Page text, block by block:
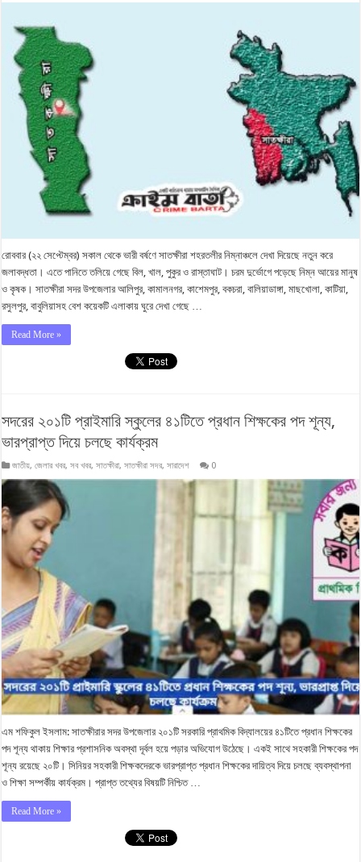
রোববার (২২ সেপ্টেম্বর) সকাল থেকে ভারী বর্ষণে সাতক্ষীরা শহরতলীর নিম্নাঞ্চলে দেখা দিয়েছে নতুন করে
জলাবদ্ধতা। এতে পানিতে তলিয়ে গেছে বিল, খাল, পুকুর ও রাস্তাঘাট। চরম দুর্ভোগে পড়েছে নিম্ন আয়ের মানুষ
ও কৃষক। সাতক্ষীরা সদর উপজেলার আলিপুর, কামালনগর, কাশেমপুর, বকচরা, বালিয়াডাঙ্গা, মাছখোলা, কাটিয়া,
রসুলপুর, বাবুলিয়াসহ বেশ কয়েকটি এলাকায় ঘুরে দেখা গেছে …
Read More »
সদরের ২০১টি প্রাইমারি স্কুলের ৪১টিতে প্রধান শিক্ষকের পদ শূন্য,
ভারপ্রাপ্ত দিয়ে চলছে কার্যক্রম
জাতীয়,জেলার খবর,সব খবর,সাতক্ষীরা,সাতক্ষীরা সদর,সারাদেশ 0
এম শফিকুল ইসলাম: সাতক্ষীরার সদর উপজেলার ২০১টি সরকারি প্রাথমিক বিদ্যালয়ের ৪১টিতে প্রধান শিক্ষকের
পদ শূন্য থাকায় শিক্ষার প্রশাসনিক অবস্থা দূর্বল হয়ে পড়ার অভিযোগ উঠেছে। একই সাথে সহকারী শিক্ষকের পদ
শূন্য রয়েছে ২০টি। সিনিয়র সহকারী শিক্ষকদেরকে ভারপ্রাপ্ত প্রধান শিক্ষকের দায়িত্ব দিয়ে চলছে ব্যবস্থাপনা
ও শিক্ষা সম্পর্কীয় কার্যক্রম। প্রাপ্ত তথ্যের বিষয়টি নিশ্চিত …
Read More »